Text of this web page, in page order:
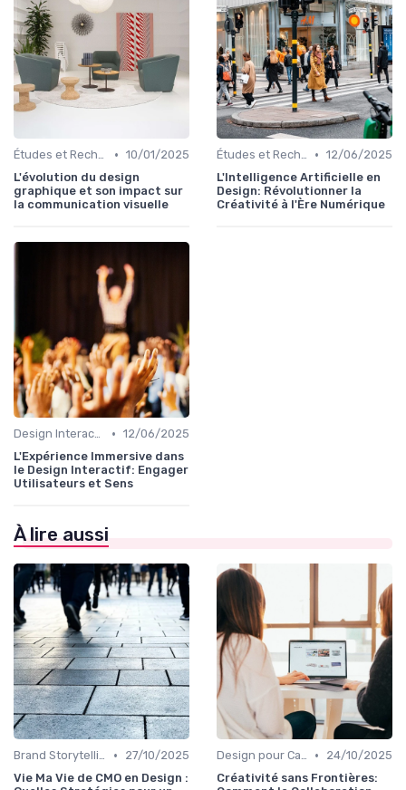
Études et Recherche en Design • 10/01/2025
L'évolution du design
graphique et son impact sur
la communication visuelle
Études et Recherche en Design • 12/06/2025
L'Intelligence Artificielle en
Design: Révolutionner la
Créativité à l'Ère Numérique
Design Interactif • 12/06/2025
L'Expérience Immersive dans
le Design Interactif: Engager
Utilisateurs et Sens
À lire aussi
Brand Storytelling •
27/10/2025
Vie Ma Vie de CMO en Design :
Design pour Campagnes Digitales •
24/10/2025
Créativité sans Frontières: